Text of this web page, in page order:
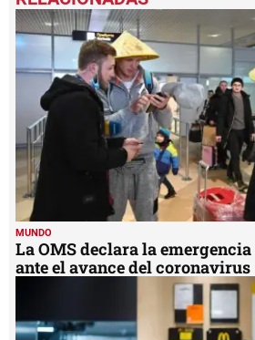
3
minutes,
43
seconds
MUNDO
La OMS declara la
ante el avance del coronavirus